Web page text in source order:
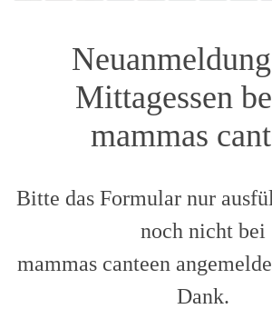
Mittagessen
mammas
Bitte das Formular nur
noch nicht bei
mammas canteen
Dank.